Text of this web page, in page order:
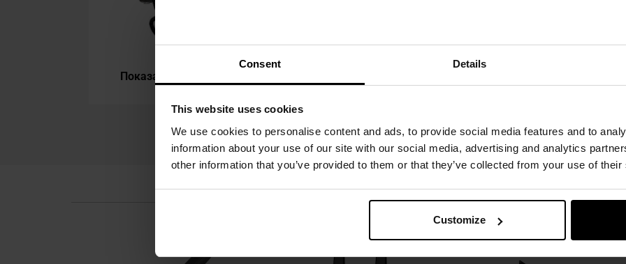
Consent Details
This website uses cookies
We use cookies to personalise content and ads, to provide social media features and to
information about your use of our site with our social media, advertising and analytics
other information that you’ve provided to them or that they’ve collected from your use of
Customize
Показати підкатегорію
ПОПУЛЯРНІ ТОВАРИ